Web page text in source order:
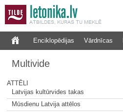
Enciklopēdijas Vārdnīcas
Multivide
ATTĒLI
Latvijas kultūrvides takas
Mūsdienu Latvija attēlos